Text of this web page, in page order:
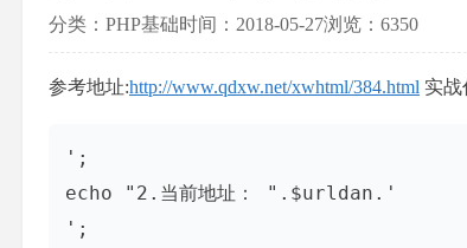
分类：PHP基础时间：2018-05-27浏览：6350
参考地址:http://www.qdxw.net/xwhtml/384.html 实战
';
echo "2.当前地址： ".$urldan.'
';